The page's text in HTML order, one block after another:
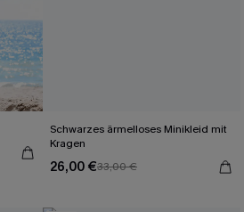
Schwarzes ärmelloses Minikleid mit
Kragen
26,00 €33,00 €